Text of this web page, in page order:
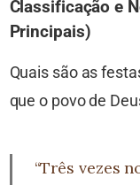
Classificação e
Principais)
Quais são as
que o povo de
“Três vezes